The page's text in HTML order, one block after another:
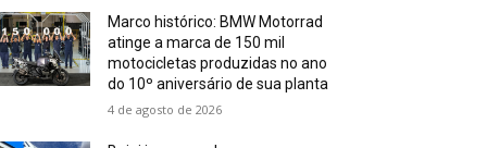
Marco histórico: BMW Motorrad
atinge a marca de 150 mil
motocicletas produzidas no ano
do 10º aniversário de sua planta
4 de agosto de 2026